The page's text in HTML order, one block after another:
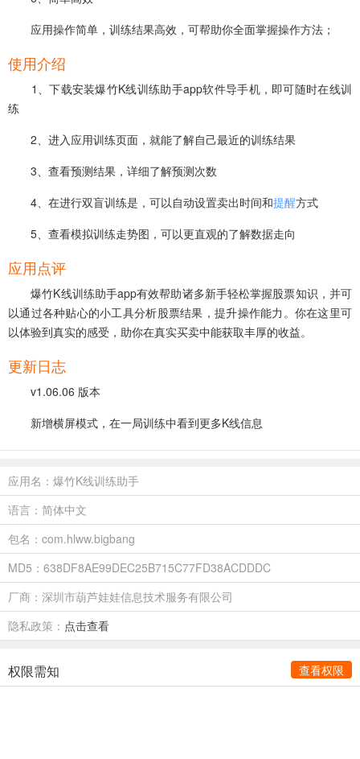
应用操作简单，训练结果高效，可帮助你全面掌握操作方法；
使用介绍
1、下载安装爆竹K线训练助手app软件导手机，即可随时在线训
练
2、进入应用训练页面，就能了解自己最近的训练结果
3、查看预测结果，详细了解预测次数
4、在进行双盲训练是，可以自动设置卖出时间和提醒方式
5、查看模拟训练走势图，可以更直观的了解数据走向
应用点评
爆竹K线训练助手app有效帮助诸多新手轻松掌握股票知识，并可
以通过各种贴心的小工具分析股票结果，提升操作能力。你在这里可
以体验到真实的感受，助你在真实买卖中能获取丰厚的收益。
更新日志
v1.06.06 版本
新增横屏模式，在一局训练中看到更多K线信息
应用名：爆竹K线训练助手
语言：简体中文
包名：com.hlww.bigbang
MD5：638DF8AE99DEC25B715C77FD38ACDDDC
厂商：深圳市葫芦娃娃信息技术服务有限公司
隐私政策： 点击查看
权限需知 查看权限